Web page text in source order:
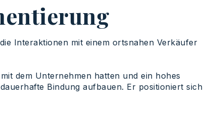
Interaktionen mit einem ortsnahen Verkäufer
dem Unternehmen hatten und ein hohes
Bindung aufbauen. Er positioniert sich